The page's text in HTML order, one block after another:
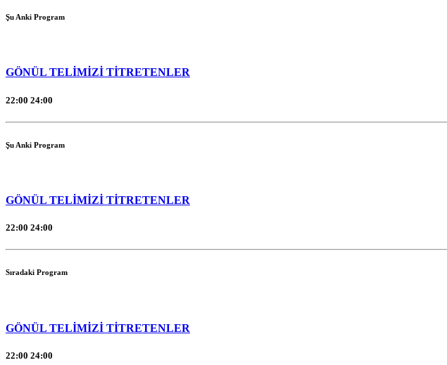
Şu Anki Program
GÖNÜL TELİMİZİ TİTRETENLER
22:00 24:00
Şu Anki Program
GÖNÜL TELİMİZİ TİTRETENLER
22:00 24:00
Sıradaki Program
GÖNÜL TELİMİZİ TİTRETENLER
22:00 24:00